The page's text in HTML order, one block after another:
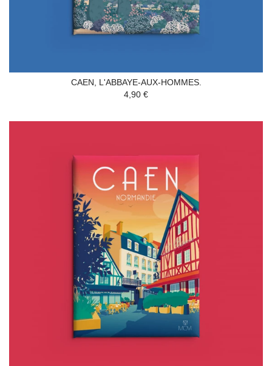
CAEN, L'ABBAYE-AUX-HOMMES.
4,90 €